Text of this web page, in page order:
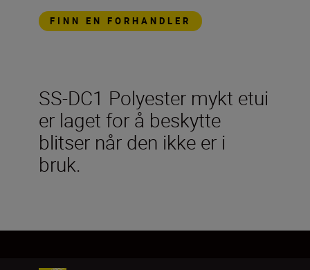
FINN EN FORHANDLER
SS-DC1 Polyester mykt etui
er laget for å beskytte
blitser når den ikke er i
bruk.